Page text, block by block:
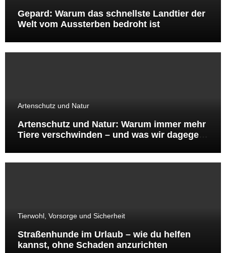
Gepard: Warum das schnellste Landtier der
Welt vom Aussterben bedroht ist
Artenschutz und Natur
Artenschutz und Natur: Warum immer mehr
Tiere verschwinden – und was wir dagegen
Tierwohl, Vorsorge und Sicherheit
Straßenhunde im Urlaub – wie du helfen
kannst, ohne Schaden anzurichten